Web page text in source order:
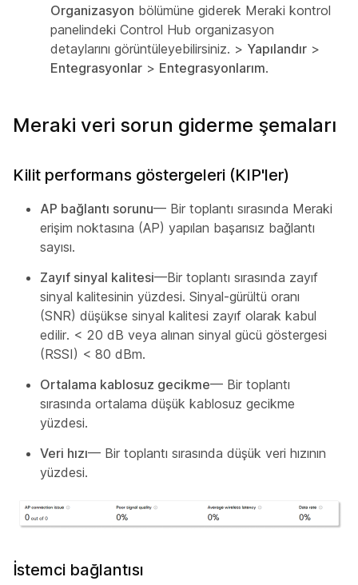
Organizasyon bölümüne giderek Meraki kontrol
panelindeki Control Hub organizasyon
detaylarını görüntüleyebilirsiniz. > Yapılandır >
Entegrasyonlar > Entegrasyonlarım.
Meraki veri sorun giderme şemaları
Kilit performans göstergeleri (KIP'ler)
AP bağlantı sorunu— Bir toplantı sırasında Meraki
erişim noktasına (AP) yapılan başarısız bağlantı
sayısı.
Zayıf sinyal kalitesi—Bir toplantı sırasında zayıf
sinyal kalitesinin yüzdesi. Sinyal-gürültü oranı
(SNR) düşükse sinyal kalitesi zayıf olarak kabul
edilir. < 20 dB veya alınan sinyal gücü göstergesi
(RSSI) < 80 dBm.
Ortalama kablosuz gecikme— Bir toplantı
sırasında ortalama düşük kablosuz gecikme
yüzdesi.
Veri hızı— Bir toplantı sırasında düşük veri hızının
yüzdesi.
İstemci bağlantısı